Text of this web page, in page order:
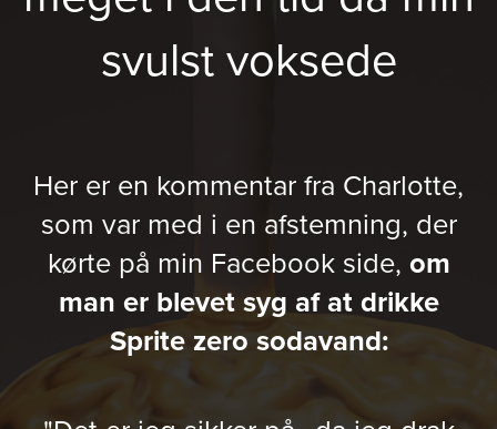
svulst voksede
Her er en kommentar fra Charlotte,
som var med i en afstemning, der
kørte på min Facebook side, om
man er blevet syg af at drikke
Sprite zero sodavand: